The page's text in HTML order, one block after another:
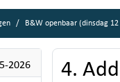
B&W openbaar (dinsdag
2026
4.